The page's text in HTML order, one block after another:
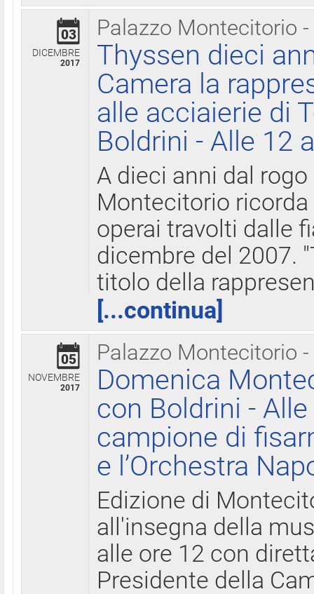
Palazzo Montecitorio
03
DICEMBRE
2017
Thyssen dieci
Camera la
alle acciaierie di
Boldrini - Alle 12
A dieci anni dal
Montecitorio
operai travolti dalle
dicembre del 2007.
titolo della
[...continua]
Palazzo Montecitorio
05
NOVEMBRE
2017
Domenica
con Boldrini -
campione di
e l’Orchestra
Edizione di
all'insegna della
alle ore 12 con
Presidente della